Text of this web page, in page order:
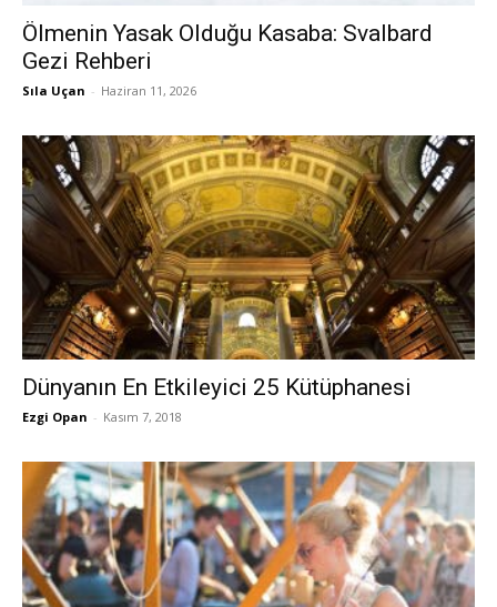
Ölmenin Yasak Olduğu Kasaba: Svalbard
Gezi Rehberi
Sıla Uçan - Haziran 11, 2026
Dünyanın En Etkileyici 25 Kütüphanesi
Ezgi Opan - Kasım 7, 2018